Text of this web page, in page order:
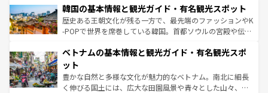
はコンテンツ一覧を参照してほしい。
いる。アクティビティも充実しており、サーフィンやダイ
ビング、ハイキングなど、アウトドア好きにはたまらな
い。オーストラリアの多彩な魅力を存分に味わいつくそ
参照してほしい。
ン）、静ひつな山岳地帯である台湾東部など、都市の喧騒
と山間の静けさが共存しており、訪れる人に新しい発見と
驚きをもたらしてくれる。また、奥深い台湾の食文化も魅
容にもいいと評判のスイーツなど、バラエティ豊かな料理
照してほしい。
韓国の基本情報と観光ガイド・有名観光スポット
歴史ある王朝文化が残る一方で、最先端のファッションやK
-POPで世界を席巻している韓国。首都ソウルの宮殿や伝統
き、地方に足を延ばせば四季折々の自然美を楽しむことが
できる。そして、キムチや焼肉、絶品のストリートフード
まで、さまざまな韓国料理が待っている。夜には、韓国な
らではのナイトライフも堪能できる。あたたかいホスピタ
ベトナムの基本情報と観光ガイド・有名観光スポ
ット
豊かな自然と多様な文化が魅力的なベトナム。南北に細長
く伸びる国土には、広大な田園風景や青々とした山々、世